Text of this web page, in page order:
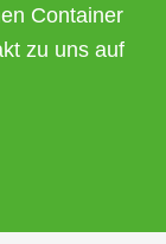
Container
zu uns auf